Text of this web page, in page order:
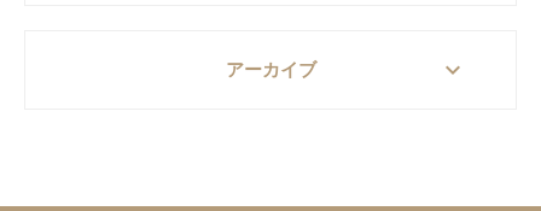
アーカイブ keyboard_arrow_down